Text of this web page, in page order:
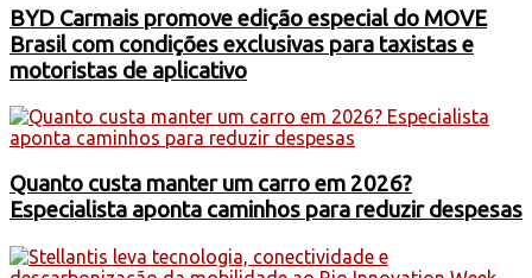
BYD Carmais promove edição especial do MOVE
Brasil com condições exclusivas para taxistas e
motoristas de aplicativo
Quanto custa manter um carro em 2026?
Especialista aponta caminhos para reduzir despesas